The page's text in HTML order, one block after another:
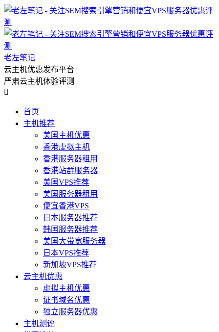
老左笔记
云主机优惠发布平台
严肃云主机体验评测

首页
主机推荐
美国主机优惠
香港虚拟主机
香港服务器租用
香港站群服务器
美国VPS推荐
美国服务器租用
便宜香港VPS
日本服务器推荐
韩国服务器推荐
美国大带宽服务器
日本VPS推荐
新加坡VPS推荐
云主机优惠
虚拟主机优惠
证书域名优惠
独立服务器优惠
主机测评